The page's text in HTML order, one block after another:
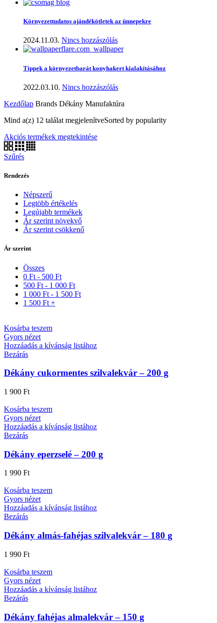
Környezettudatos ajándékötletek az ünnepekre
2024.11.03. Nincs hozzászólás
Tippek a környezetbarát konyhakert kialakításához
2022.03.10. Nincs hozzászólás
Kezdőlap Brands Dékány Manufaktúra
Mind a(z) 12 találat megjelenítveSorted by popularity
Akciós termékek megtekintése
Szűrés
Rendezés
Népszerű
Legtöbb értékelés
Legújabb termékek
Ár szerint növekvő
Ár szerint csökkenő
Ár szerint
Összes
0 Ft - 500 Ft
500 Ft - 1 000 Ft
1 000 Ft - 1 500 Ft
1 500 Ft +
Kosárba teszem
Gyors nézet
Hozzáadás a kívánság listához
Bezárás
Dékány cukormentes szilvalekvár – 200 g
1 900 Ft
Kosárba teszem
Gyors nézet
Hozzáadás a kívánság listához
Bezárás
Dékány eperzselé – 200 g
1 990 Ft
Kosárba teszem
Gyors nézet
Hozzáadás a kívánság listához
Bezárás
Dékány almás-fahéjas szilvalekvár – 180 g
1 990 Ft
Kosárba teszem
Gyors nézet
Hozzáadás a kívánság listához
Bezárás
Dékány fahéjas almalekvár – 150 g